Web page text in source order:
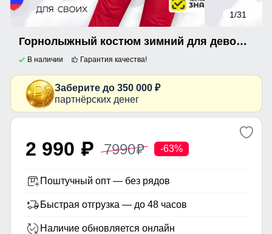
1/31
Горнолыжный костюм зимний для девочки красного цвета 9424Kr
В наличии Гарантия качества!
Заберите до 350 000 ₽
партнёрских денег
2 990 p 7990p -63%
Поштучный опт — без рядов
Быстрая отгрузка — до 48 часов
Наличие обновляется онлайн